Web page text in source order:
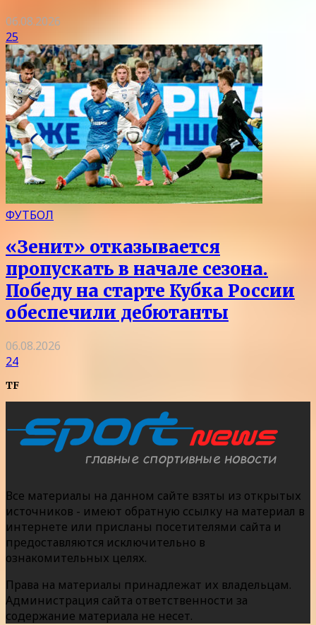
06.08.2026
25
ФУТБОЛ
«Зенит» отказывается
пропускать в начале сезона.
Победу на старте Кубка России
обеспечили дебютанты
06.08.2026
24
TF
Все материалы на данном сайте взяты из открытых
источников - имеют обратную ссылку на материал в
интернете или присланы посетителями сайта и
предоставляются исключительно в
ознакомительных целях.
Права на материалы принадлежат их владельцам.
Администрация сайта ответственности за
содержание материала не несет.